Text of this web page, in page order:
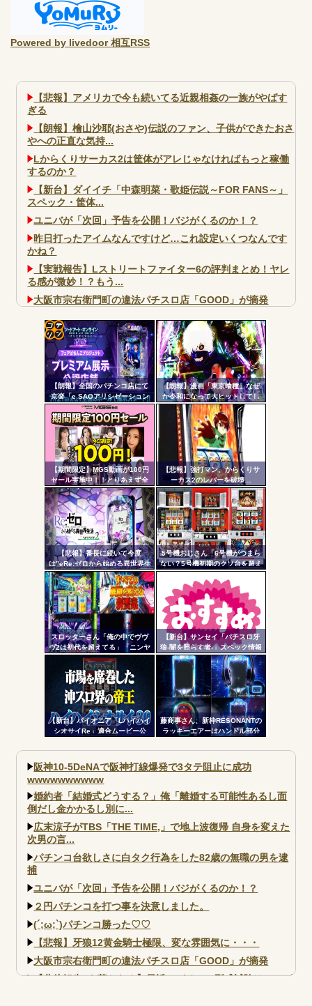
Powered by livedoor 相互RSS
【悲報】アメリカで今も続いてる近親相姦の一族がやばす
ぎる
【朗報】檜山沙耶(おさや)伝説のファン、子供ができたおさ
やへの正直な気持...
Lからくりサーカス2は筐体がアレじゃなければもっと稼働
するのか？
【新台】ダイイチ「中森明菜・歌姫伝説～FOR FANS～」
スペック・筐体...
ユニバが「次回」予告を公開！バジがくるのか！？
昨日打ったアイムなんですけど…これ設定いくつなんです
かね？
【実戦報告】Lストリートファイター6の評判まとめ！ヤレ
る感が微妙！？もう...
大阪市宗右衛門町の違法パチスロ店「GOOD」が摘発
パチンコで人気のないキャラを青色担当にするのやめろや
ワイ、パチンコ屋店員の目の前で会員カードを握り潰し
「今までありがとう」と...
無職のパチンコカス(22)なんやが、ワイの人生どれくらい
ヤバいか教えて？...
AngelBeats!とかいうクソアニメの思い出ｗｗｗ
Powered by livedoor 相互RSS
【朗報】全国のパチンコ店にて
京楽「e SAOアリシゼーション
夜空」のデモ機プレミアム展示
が始まる！SAOファンは急
げ！！！
【朗報】漫画「東京喰種」なぜ
か令和になって大ヒットしてし
まうｗｗｗ
【期間限定】MGS動画が100円
セール実施中！！とりあえず全
部買うやろｗｗｗｗｗ
【悲報】強打マン、からくりサ
ーカス2のレバーを破壊…
【悲報】番長に続いて今度
は”eRe:ゼロから始める異世界生
活2”で不正基板が発見された模
様…関係者さん「中古購入は控
えた方がいいと思います」
5号機おじさん「6号機がつまら
ない？5号機初期のクソ台を超え
る事は絶対に無理」
スロッターさん「俺の中でヴヴ
ヴ2は初代を超えてる」「ニンヤ
メで状況が一変するのも良いス
パイスになってる」
【新台】サンセイ「パチスロ牙
狼-闇を照らす者-」スペック情報
判明！純増約9.1枚のAT機、疑似
ボ突破型、究極魔戒RUSHは継続
率82.6%のバトルタイプAT
【新台】パイオニア「Lハイハイ
シオサイRe」適合ムービー公
ATで復活
藤商事さん、新枠RESONANTの
ラッキーエアーはハンドル部分
い模様。ヅラに配慮したか？
コテ
リン
- 固
ンク
自動
更新
ツー
ル
阪神10-5DeNAで阪神打線爆発で3タテ阻止に成功
wwwwwwwwww
婚約者「結婚式どうする？」俺「離婚する可能性あるし面
倒だし金かかるし別に...
広末涼子がTBS「THE TIME,」で地上波復帰 自身を変えた
次男の言...
パチンコ台欲しさに白タク行為をした82歳の無職の男を逮
捕
ユニバが「次回」予告を公開！バジがくるのか！？
２円パチンコを打つ事を決意しました。
(´;ω;`)パチンコ勝った♡♡
【悲報】牙狼12黄金騎士極限、変な雰囲気に・・・
大阪市宗右衛門町の違法パチスロ店「GOOD」が摘発
【北斗転生2も落ちた？】最近のパチスロ型式試験はミミズ